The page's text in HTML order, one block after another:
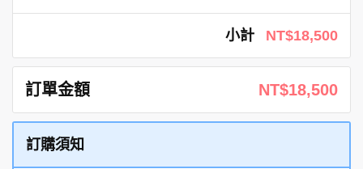
小計 NT$18,500
訂單金額 NT$18,500
訂購須知